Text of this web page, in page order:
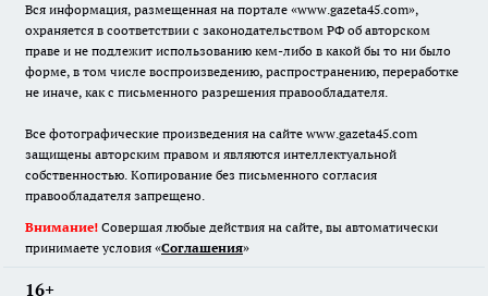
Вся информация, размещенная на портале «www.gazeta45.com»,
охраняется в соответствии с законодательством РФ об авторском
праве и не подлежит использованию кем-либо в какой бы то ни было
форме, в том числе воспроизведению, распространению, переработке
не иначе, как с письменного разрешения правообладателя.
Все фотографические произведения на сайте www.gazeta45.com
защищены авторским правом и являются интеллектуальной
собственностью. Копирование без письменного согласия
правообладателя запрещено.
Внимание! Совершая любые действия на сайте, вы автоматически
принимаете условия «Cоглашения»
16+